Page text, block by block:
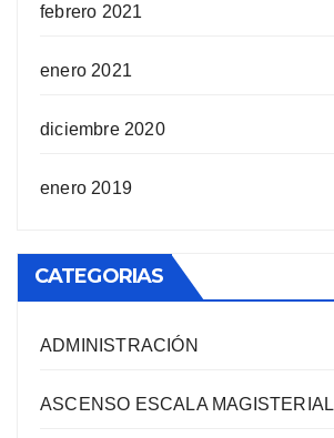
febrero 2021
enero 2021
diciembre 2020
enero 2019
CATEGORIAS
ADMINISTRACIÓN
ASCENSO ESCALA MAGISTERIAL